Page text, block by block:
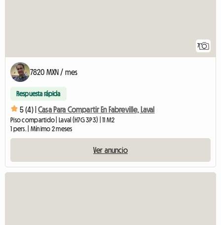
7
7820 MXN / mes
Respuesta rápida
5 (4) | Casa Para Compartir En Fabreville, Laval
Piso compartido | Laval (H7G 3P3) | 11 M2
1 pers. | Mínimo 2 meses
Ver anuncio